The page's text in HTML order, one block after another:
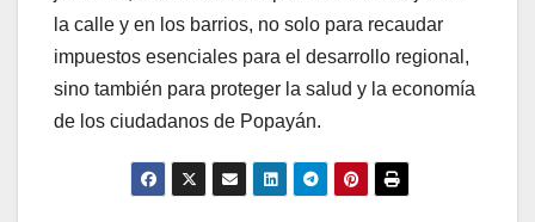
la calle y en los barrios, no solo para recaudar
impuestos esenciales para el desarrollo regional,
sino también para proteger la salud y la economía
de los ciudadanos de Popayán.